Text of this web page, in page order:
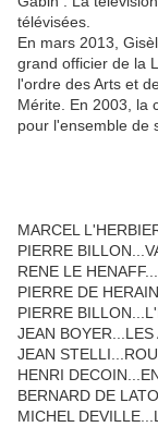
télévisées.
En mars 2013,
grand officier de la
l'ordre des Arts et
Mérite. En 2003, la
pour l'ensemble de
MARCEL
PIERRE
RENE LE
PIERRE DE
PIERRE
JEAN
JEAN
HENRI
BERNARD DE
MICHEL